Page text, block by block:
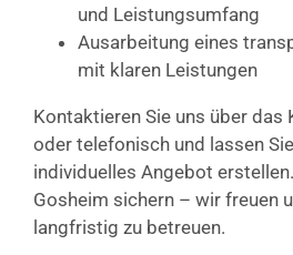
und Leistungsumfang
Ausarbeitung eines
mit klaren Leistungen
Kontaktieren Sie uns über
oder telefonisch und lassen
individuelles Angebot
Gosheim sichern – wir freuen
langfristig zu betreuen.